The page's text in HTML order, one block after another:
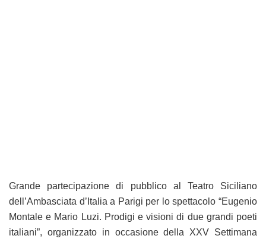
Grande partecipazione di pubblico al Teatro Siciliano
dell’Ambasciata d’Italia a Parigi per lo spettacolo “Eugenio
Montale e Mario Luzi. Prodigi e visioni di due grandi poeti
italiani”, organizzato in occasione della XXV Settimana